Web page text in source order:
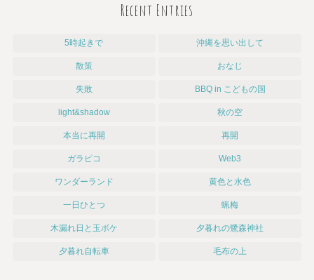
Recent Entries
5時起きで 沖縄を思い出して
散策 おなじ
失敗 BBQ in こどもの国
light&shadow 秋の空
本当に再開 再開
ガラピコ Web3
ワンダーランド 黄色と水色
一日ひとつ 蝋梅
木漏れ日と玉ボケ 夕暮れの鷺森神社
夕暮れ自転車 毛布の上